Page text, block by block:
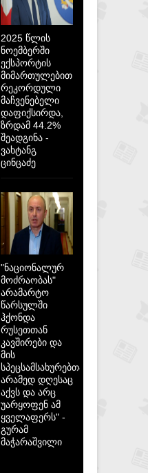
2025 წლის
ნოემბერში
ექსპორტის
მიმართულებით
რეკორდული
მაჩვენებელი
დაფიქსირდა,
ზრდამ 44.2%
შეადგინა -
ვახტანგ
ცინცაძე
"ნაციონალურ
მოძრაობას"
არამარტო
წარსულში
ჰქონდა
რუსეთთან
კავშირები და
მის
სპეცსამსახურებთან,
არამედ დღესაც
აქვს და არც
უარყოფენ ამ
ყველაფერს" -
გურამ
მაჭარაშვილი